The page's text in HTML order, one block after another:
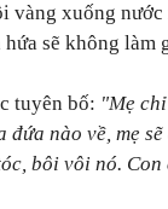
vàng xuống
hứa sẽ không
tuyên bố: "Mẹ
đứa nào về, mẹ
bôi vôi nó.